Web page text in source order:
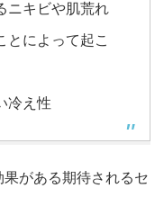
ニキビや肌荒れ
とによって起こ
冷え性
がある期待されるセ